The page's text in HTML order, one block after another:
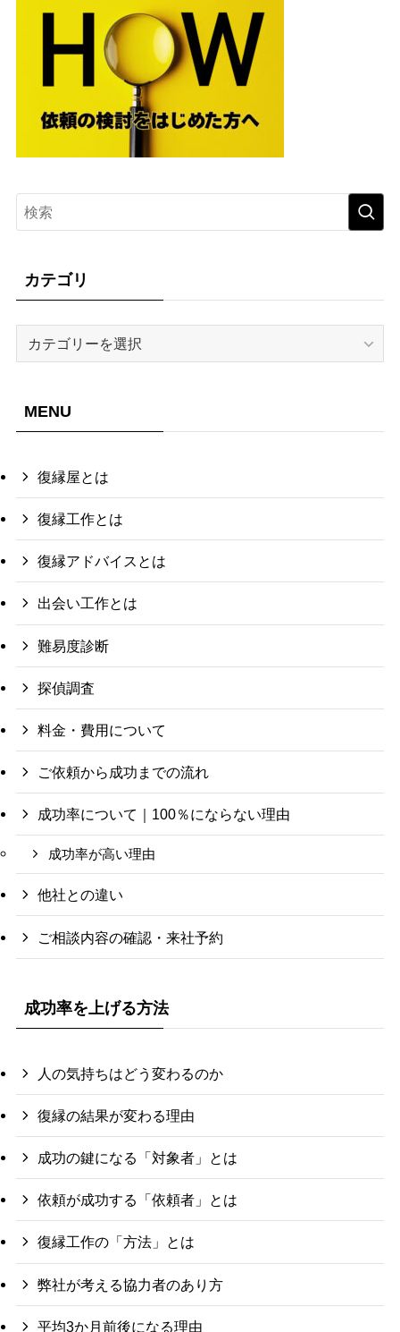
カテゴリ
MENU
復縁屋とは
復縁工作とは
復縁アドバイスとは
出会い工作とは
難易度診断
探偵調査
料金・費用について
ご依頼から成功までの流れ
成功率について｜100％にならない理由
成功率が高い理由
他社との違い
ご相談内容の確認・来社予約
成功率を上げる方法
人の気持ちはどう変わるのか
復縁の結果が変わる理由
成功の鍵になる「対象者」とは
依頼が成功する「依頼者」とは
復縁工作の「方法」とは
弊社が考える協力者のあり方
平均3か月前後になる理由